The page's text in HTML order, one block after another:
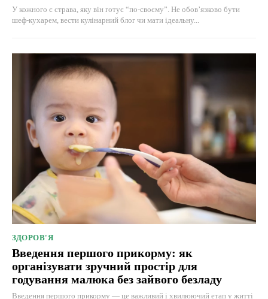
У кожного є страва, яку він готує “по-своєму”. Не обов’язково бути
шеф-кухарем, вести кулінарний блог чи мати ідеальну...
ЗДОРОВ'Я
Введення першого прикорму: як
організувати зручний простір для
годування малюка без зайвого безладу
Введення першого прикорму — це важливий і хвилюючий етап у житті